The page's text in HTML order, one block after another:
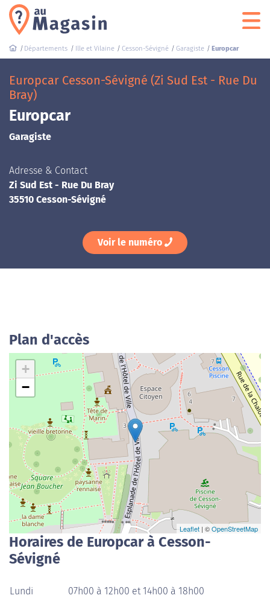
Départements Ille et Vilaine Cesson-Sévigné Garagiste Europcar
Europcar Cesson-Sévigné (Zi Sud Est - Rue Du
Bray)
Europcar
Garagiste
Adresse & Contact
Zi Sud Est - Rue Du Bray
35510 Cesson-Sévigné
Voir le numéro
Plan d'accès
+
−
Leaflet | ©OpenStreetMap
Horaires de Europcar à Cesson-
Sévigné
Lundi
07h00 à 12h00 et 14h00 à 18h00